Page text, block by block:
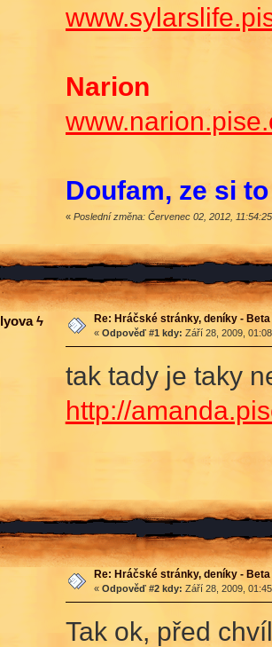
Narion
Doufam, ze si
« Poslední změna: Červenec 02, 2012,
ϟ Re: Hráčské stránky, deníky - Beta
« Odpověď #1 kdy: Září 28, 2009,
tak tady je taky
http://
Re: Hráčské stránky, deníky - Beta
« Odpověď #2 kdy: Září 28, 2009,
Tak ok, před